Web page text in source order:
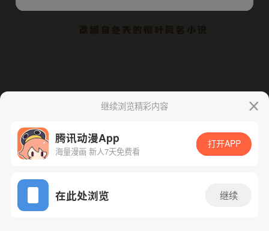
App免费看
腾漫App免费看
继续浏览精彩内容
腾讯动漫App
海量漫画 新人7天免费看
打开APP
在此处浏览 继续